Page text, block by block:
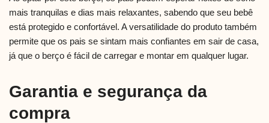
mais tranquilas e dias mais relaxantes, sabendo que seu bebê
está protegido e confortável. A versatilidade do produto também
permite que os pais se sintam mais confiantes em sair de casa,
já que o berço é fácil de carregar e montar em qualquer lugar.
Garantia e segurança da
compra